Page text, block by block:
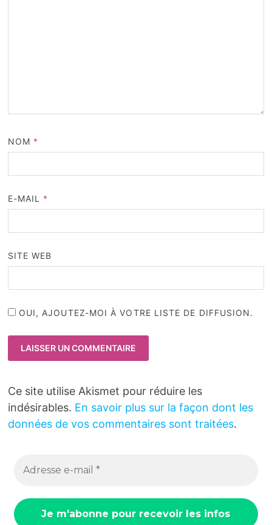
NOM *
E-MAIL *
SITE WEB
OUI, AJOUTEZ-MOI À VOTRE LISTE DE DIFFUSION.
Ce site utilise Akismet pour réduire les
indésirables. En savoir plus sur la façon dont les
données de vos commentaires sont traitées.